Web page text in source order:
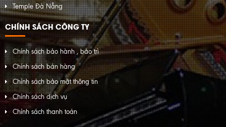
Temple Đà Nẵng
CHÍNH SÁCH CÔNG TY
Chính sách bảo hành , bảo trì
Chính sách bán hàng
Chính sách bảo mật thông tin
Chính sách dịch vụ
Chính sách thanh toán